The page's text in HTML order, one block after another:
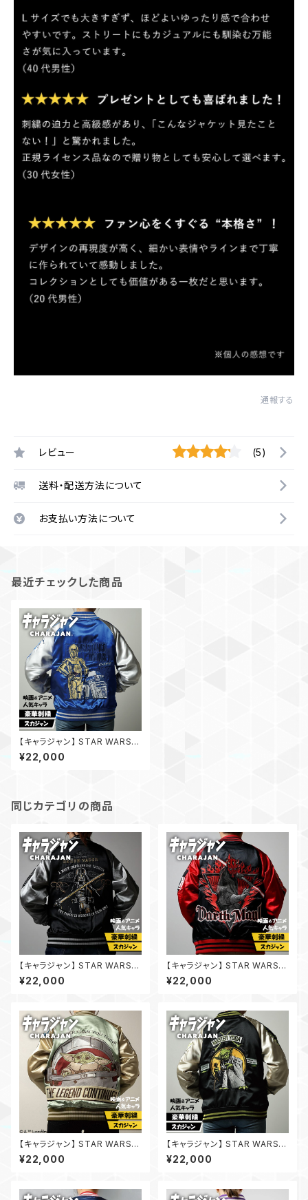
通報する
レビュー (5)
送料・配送方法について
お支払い方法について
最近チェックした商品
【キャラジャン】 STAR WARS
スター・ウォーズ シルバーユニバ
ーズ C-3PO スカジャン
¥22,000
同じカテゴリの商品
【キャラジャン】 STAR WARS
スター・ウォーズ ダースベイダー
ゴールドストロング スカジャン
¥22,000
【キャラジャン】 STAR WARS
スター・ウォーズ ダース・モール
スカジャン
¥22,000
【キャラジャン】 STAR WARS
スター・ウォーズ シーバタフライ
スカジャン
¥22,000
【キャラジャン】 STAR WARS
スター・ウォーズ ヨーダ グレー
トグリーン スカジャン
¥22,000